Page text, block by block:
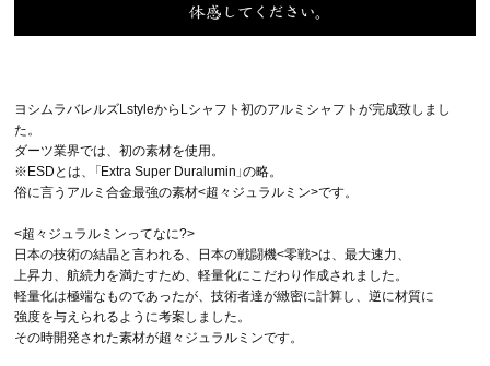
ヨシムラバレルズLstyleからLシャフト初のアルミシャフトが完成致しまし
た。
ダーツ業界では、初の素材を使用。
※ESDとは、「Extra Super Duralumin」の略。
俗に言うアルミ合金最強の素材<超々ジュラルミン>です。
<超々ジュラルミンってなに?>
日本の技術の結晶と言われる、日本の戦闘機<零戦>は、最大速力、
上昇力、航続力を満たすため、軽量化にこだわり作成されました。
軽量化は極端なものであったが、技術者達が緻密に計算し、逆に材質に
強度を与えられるように考案しました。
その時開発された素材が超々ジュラルミンです。